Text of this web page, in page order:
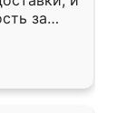
за
70 кв,